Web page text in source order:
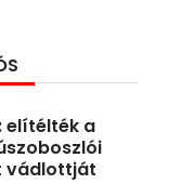
elítélték a
vádlottját